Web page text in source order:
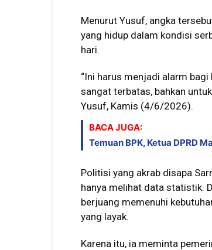
Menurut Yusuf, angka
yang hidup dalam kondisi
hari.
“Ini harus menjadi alarm
sangat terbatas, bahkan
Yusuf, Kamis (4/6/2026).
BACA JUGA:
Temuan BPK, Ketua DPRD
Politisi yang akrab disapa
hanya melihat data statistik.
berjuang memenuhi
yang layak.
Karena itu, ia meminta